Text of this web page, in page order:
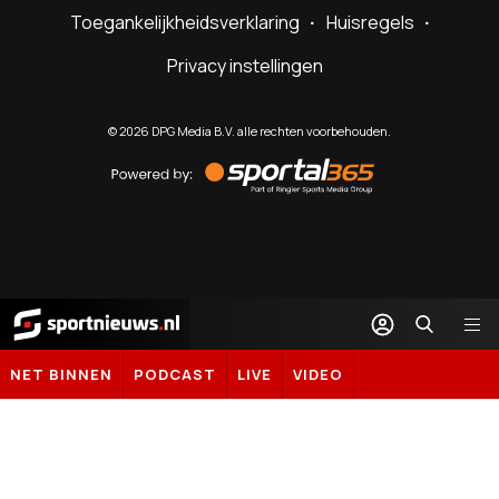
Toegankelijkheidsverklaring
Huisregels
Privacy instellingen
©2026 DPG Media B.V. alle rechten voorbehouden.
by
Sportal365
Sportnieuws.nl
NET BINNEN PODCAST LIVE VIDEO